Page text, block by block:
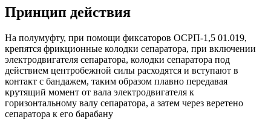
Принцип действия
На полумуфту, при помощи фиксаторов ОСРП-1,5 01.019,
крепятся фрикционные колодки сепаратора, при включении
электродвигателя сепаратора, колодки сепаратора под
действием центробежной силы расходятся и вступают в
контакт с бандажем, таким образом плавно передавая
крутящий момент от вала электродвигателя к
горизонтальному валу сепаратора, а затем через веретено
сепаратора к его барабану